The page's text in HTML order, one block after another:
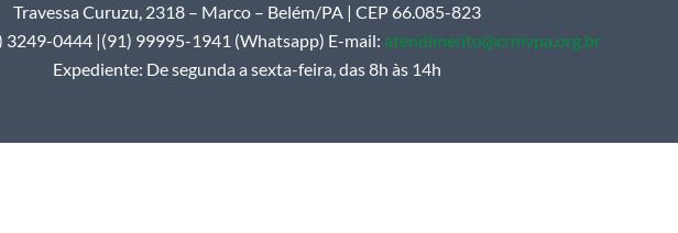
Top
Travessa Curuzu, 2318 – Marco – Belém/PA | CEP 66.085-823
3249-0444 |(91) 99995-1941 (Whatsapp) E-mail: atendimento@crmvpa.org.br
Expediente: De segunda a sexta-feira, das 8h às 14h